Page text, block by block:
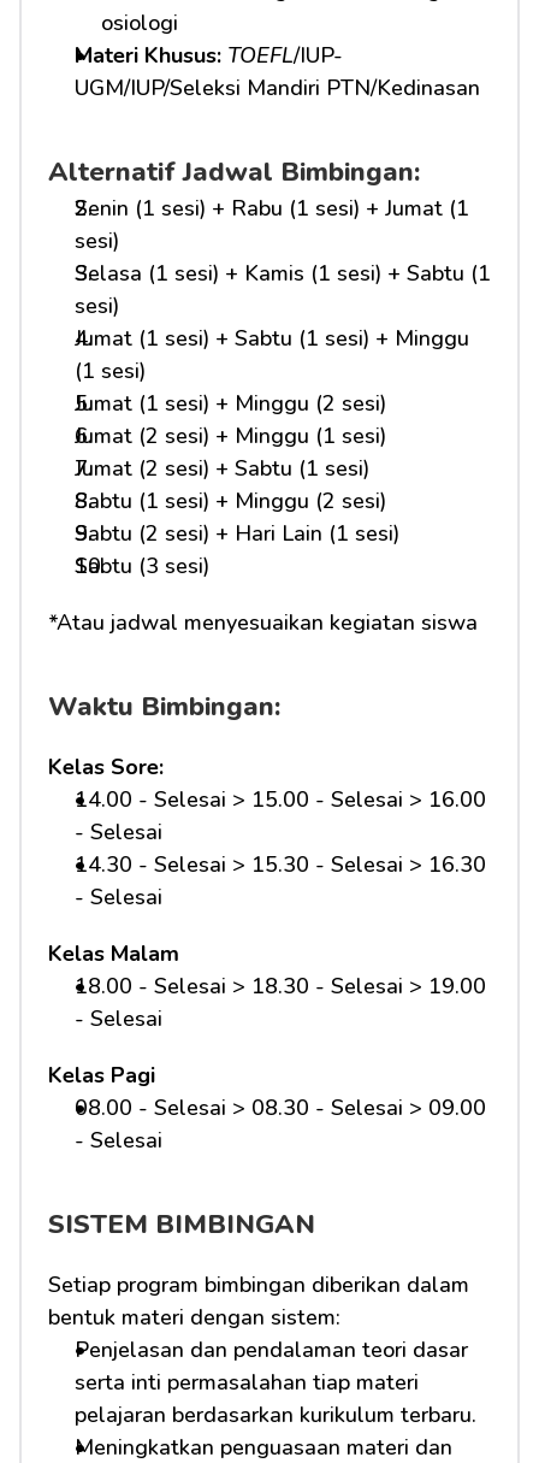
osiologi
Materi Khusus: TOEFL/IUP-
UGM/IUP/Seleksi Mandiri PTN/Kedinasan
Alternatif Jadwal Bimbingan:
Senin (1 sesi) + Rabu (1 sesi) + Jumat (1
sesi)
Selasa (1 sesi) + Kamis (1 sesi) + Sabtu (1
sesi)
Jumat (1 sesi) + Sabtu (1 sesi) + Minggu
(1 sesi)
Jumat (1 sesi) + Minggu (2 sesi)
Jumat (2 sesi) + Minggu (1 sesi)
Jumat (2 sesi) + Sabtu (1 sesi)
Sabtu (1 sesi) + Minggu (2 sesi)
Sabtu (2 sesi) + Hari Lain (1 sesi)
Sabtu (3 sesi)
*Atau jadwal menyesuaikan kegiatan siswa
Waktu Bimbingan:
Kelas Sore:
14.00 - Selesai > 15.00 - Selesai > 16.00
- Selesai
14.30 - Selesai > 15.30 - Selesai > 16.30
- Selesai
Kelas Malam
18.00 - Selesai > 18.30 - Selesai > 19.00
- Selesai
Kelas Pagi
08.00 - Selesai > 08.30 - Selesai > 09.00
- Selesai
SISTEM BIMBINGAN
Setiap program bimbingan diberikan dalam
bentuk materi dengan sistem:
Penjelasan dan pendalaman teori dasar
serta inti permasalahan tiap materi
pelajaran berdasarkan kurikulum terbaru.
Meningkatkan penguasaan materi dan